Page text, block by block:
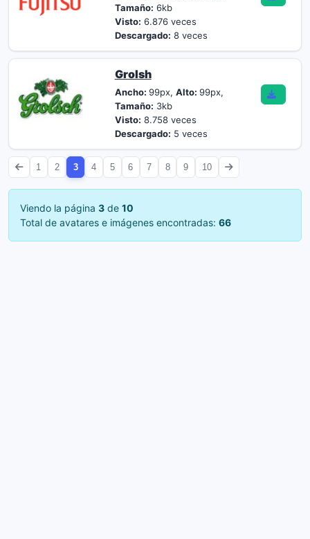
Tamaño: 6kb
Visto: 6.876 veces
Descargado: 8 veces
Grolsh
Ancho: 99px, Alto: 99px,
Tamaño: 3kb
Visto: 8.758 veces
Descargado: 5 veces
1 2 3 4 5 6 7 8 9 10
Viendo la página 3 de 10
Total de avatares e imágenes encontradas: 66